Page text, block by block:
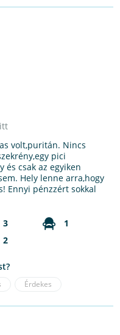
volt,puritán. Nincs
pici
és csak az egyiken
Hely lenne arra,hogy
Ennyi pénzzért sokkal
3
1
2
Érdekes